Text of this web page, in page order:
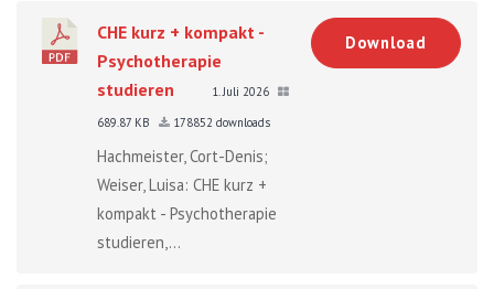
CHE kurz + kompakt -
Psychotherapie
studieren
1. Juli 2026
689.87 KB
178852 downloads
Hachmeister, Cort-Denis;
Weiser, Luisa: CHE kurz +
kompakt - Psychotherapie
studieren,...
Download